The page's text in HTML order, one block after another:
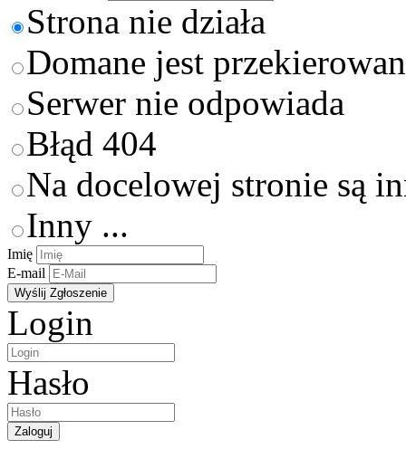
Strona nie działa
Domane jest
Serwer nie odpowiada
Błąd 404
Na docelowej stronie są
Inny ...
Imię
E-mail
Login
Hasło